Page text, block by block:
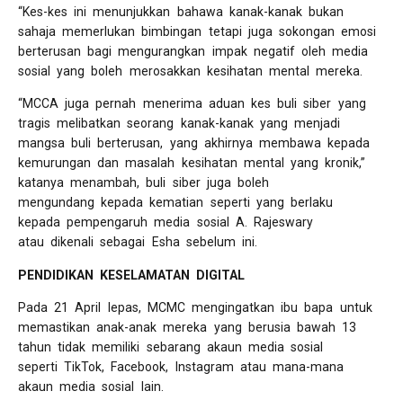
“Kes-kes ini menunjukkan bahawa kanak-kanak bukan
sahaja memerlukan bimbingan tetapi juga sokongan emosi
berterusan bagi mengurangkan impak negatif oleh media
sosial yang boleh merosakkan kesihatan mental mereka.
“MCCA juga pernah menerima aduan kes buli siber yang
tragis melibatkan seorang kanak-kanak yang menjadi
mangsa buli berterusan, yang akhirnya membawa kepada
kemurungan dan masalah kesihatan mental yang kronik,”
katanya menambah, buli siber juga boleh
mengundang kepada kematian seperti yang berlaku
kepada pempengaruh media sosial A. Rajeswary
atau dikenali sebagai Esha sebelum ini.
PENDIDIKAN KESELAMATAN DIGITAL
Pada 21 April lepas, MCMC mengingatkan ibu bapa untuk
memastikan anak-anak mereka yang berusia bawah 13
tahun tidak memiliki sebarang akaun media sosial
seperti TikTok, Facebook, Instagram atau mana-mana
akaun media sosial lain.